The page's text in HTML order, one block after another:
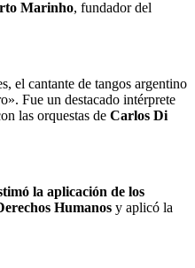
Marinho, fundador del
el cantante de tangos argentino
Fue un destacado intérprete
las orquestas de Carlos Di
la aplicación de los
Humanos y aplicó la